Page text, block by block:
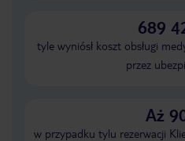
689
tyle wyniósł koszt obsługi
przez
Aż
w przypadku tylu rezerwacji